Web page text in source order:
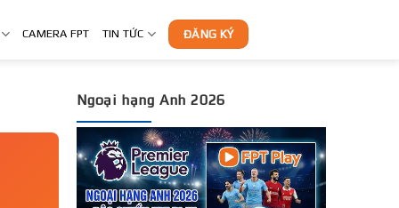
CAMERA FPT TIN TỨC ĐĂNG KÝ
Ngoại hạng Anh 2026